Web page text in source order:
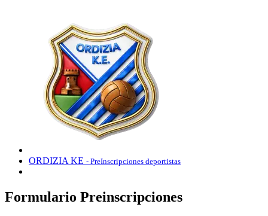
ORDIZIA KE - PreInscripciones deportistas
Formulario Preinscripciones